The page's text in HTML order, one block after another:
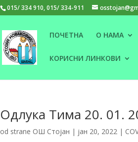
015/ 334 910, 015/ 334-911
ПОЧЕТНА О НАМА
КОРИСНИ ЛИНКОВИ
Одлука Тима 20. 01.
od strane ОШ Стојан | јан 20, 2022 |